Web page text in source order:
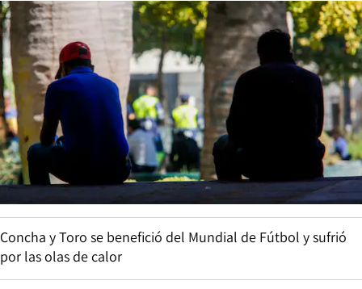
Concha y Toro se benefició del Mundial de Fútbol y sufrió
por las olas de calor